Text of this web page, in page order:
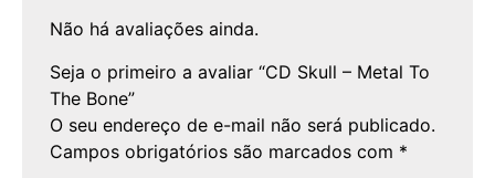
Não há avaliações ainda.
Seja o primeiro a avaliar “CD Skull – Metal To
The Bone”
O seu endereço de e-mail não será publicado.
Campos obrigatórios são marcados com *